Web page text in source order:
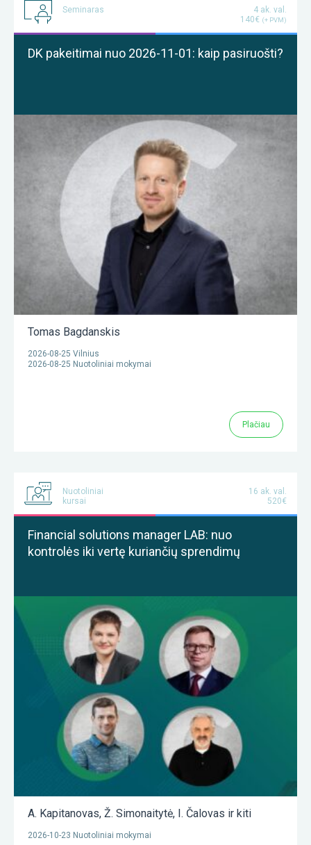
Seminaras
4 ak. val.
140€ (+ PVM)
DK pakeitimai nuo 2026-11-01: kaip pasiruošti?
Tomas Bagdanskis
2026-08-25 Vilnius
2026-08-25 Nuotoliniai mokymai
Plačiau
Nuotoliniai
kursai
16 ak. val.
520€
Financial solutions manager LAB: nuo
kontrolės iki vertę kuriančių sprendimų
A. Kapitanovas, Ž. Simonaitytė, I. Čalovas ir kiti
2026-10-23 Nuotoliniai mokymai